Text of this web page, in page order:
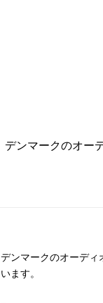
デンマークのオー
デンマークのオーディ
います。